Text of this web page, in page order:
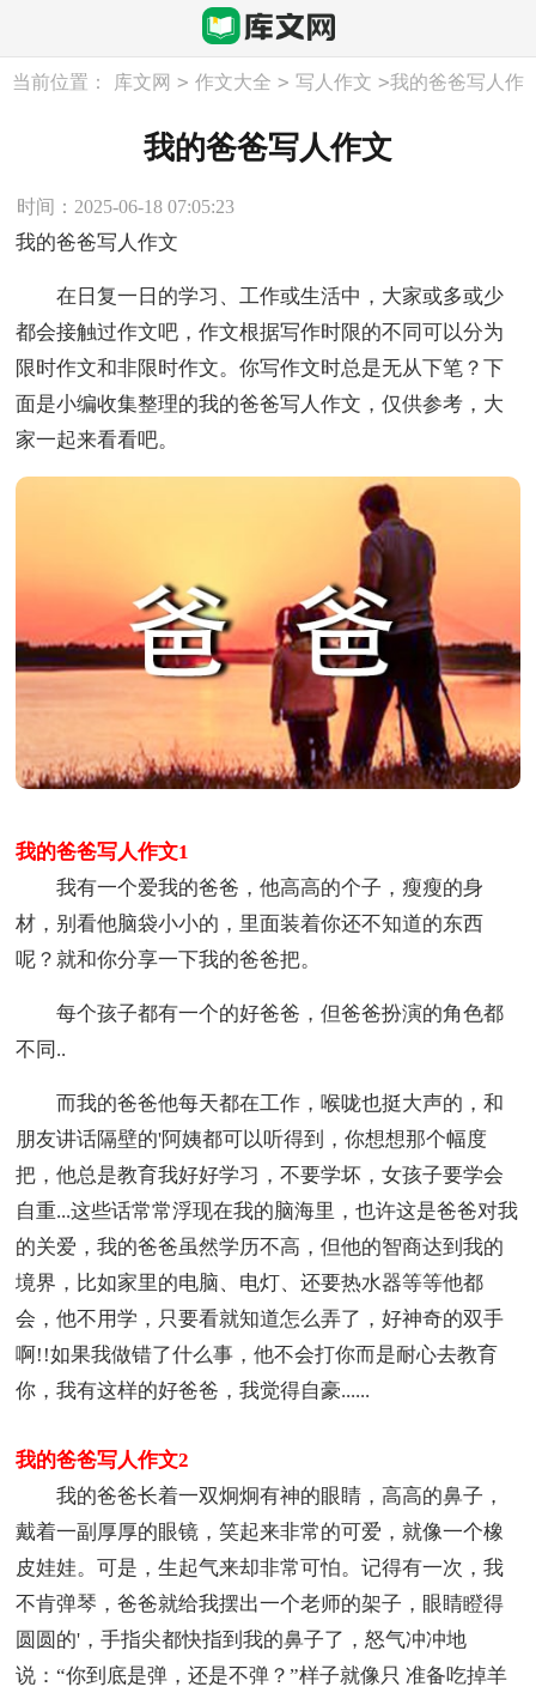
当前位置： 库文网 > 作文大全 > 写人作文 >我的爸爸写人作
我的爸爸写人作文
时间：2025-06-18 07:05:23
我的爸爸写人作文
在日复一日的学习、工作或生活中，大家或多或少
都会接触过作文吧，作文根据写作时限的不同可以分为
限时作文和非限时作文。你写作文时总是无从下笔？下
面是小编收集整理的我的爸爸写人作文，仅供参考，大
家一起来看看吧。
我的爸爸写人作文1
我有一个爱我的爸爸，他高高的个子，瘦瘦的身
材，别看他脑袋小小的，里面装着你还不知道的东西
呢？就和你分享一下我的爸爸把。
每个孩子都有一个的好爸爸，但爸爸扮演的角色都
不同..
而我的爸爸他每天都在工作，喉咙也挺大声的，和
朋友讲话隔壁的'阿姨都可以听得到，你想想那个幅度
把，他总是教育我好好学习，不要学坏，女孩子要学会
自重...这些话常常浮现在我的脑海里，也许这是爸爸对我
的关爱，我的爸爸虽然学历不高，但他的智商达到我的
境界，比如家里的电脑、电灯、还要热水器等等他都
会，他不用学，只要看就知道怎么弄了，好神奇的双手
啊!!如果我做错了什么事，他不会打你而是耐心去教育
你，我有这样的好爸爸，我觉得自豪......
我的爸爸写人作文2
我的爸爸长着一双炯炯有神的眼睛，高高的鼻子，
戴着一副厚厚的眼镜，笑起来非常的可爱，就像一个橡
皮娃娃。可是，生起气来却非常可怕。记得有一次，我
不肯弹琴，爸爸就给我摆出一个老师的架子，眼睛瞪得
圆圆的'，手指尖都快指到我的鼻子了，怒气冲冲地
说：“你到底是弹，还是不弹？”样子就像只 准备吃掉羊